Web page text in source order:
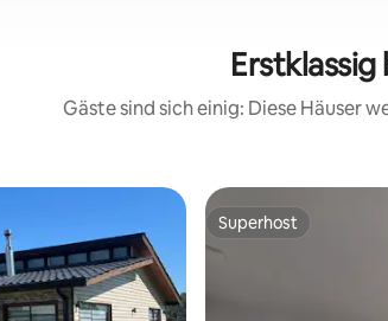
Gäste sind sich einig: Diese Häuser
Superhost
Superhost